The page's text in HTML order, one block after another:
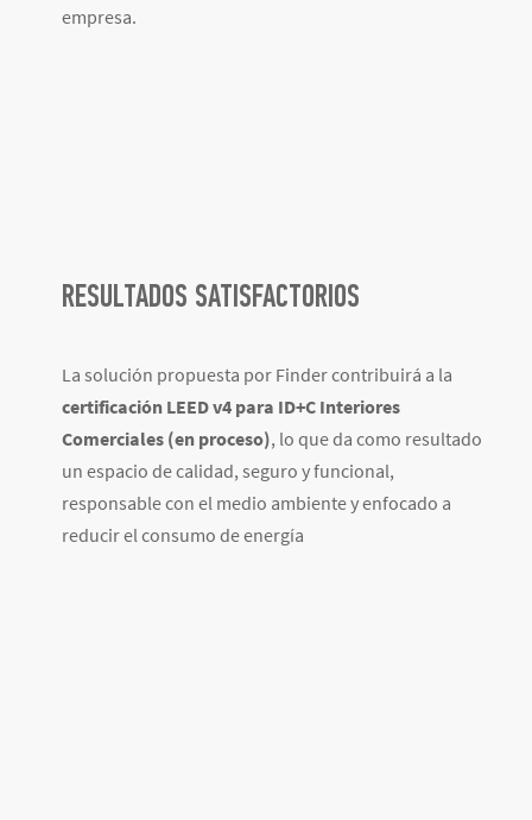
empresa.
RESULTADOS SATISFACTORIOS
La solución propuesta por Finder contribuirá a la
certificación LEED v4 para ID+C Interiores
Comerciales (en proceso), lo que da como resultado
un espacio de calidad, seguro y funcional,
responsable con el medio ambiente y enfocado a
reducir el consumo de energía